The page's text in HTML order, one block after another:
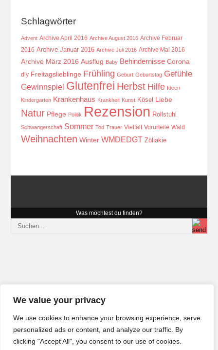
We value your privacy
We use cookies to enhance your browsing experience, serve
personalized ads or content, and analyze our traffic. By
clicking "Accept All", you consent to our use of cookies.
Schlagwörter
Advent Archive April 2016 Archive August 2016 Archive Februar
2016 Archive Januar 2016 Archive Juli 2016 Archive Mai 2016
Archive März 2016 Ausflug Baby Behindernisse Corona
diy Freitagslieblinge Frühling Geburt Geburtstag Gefühle
Gewinnspiel Glutenfrei Herbst Hilfe Ideen
Kindergarten Krankenhaus Krankheit Kunst Kösel Liebe
Natur Pflege Politik Rezension Rollstuhl
Schwangerschaft Sommer Tod Trauer Vielfalt Vorurteile Wald
Weihnachten Winter WMDEDGT Zöliakie
Was möchtest du finden?